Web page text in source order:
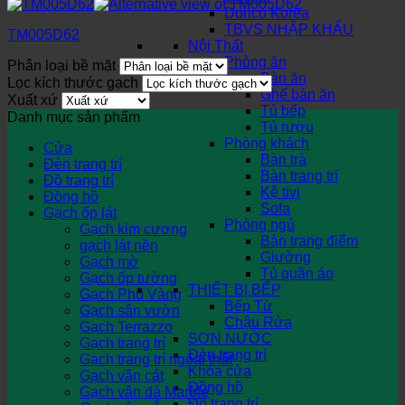
Dorico Korea
TBVS NHẬP KHẨU
Nội Thất
Phòng ăn
Bàn ăn
Ghế bàn ăn
Tủ bếp
Tủ rượu
Phòng khách
Bàn trà
Bàn trang trí
Kệ tivi
Sofa
Phòng ngủ
Bàn trang điểm
Giường
Tủ quần áo
THIẾT BỊ BẾP
Bếp Từ
Chậu Rửa
SƠN NƯỚC
Đèn trang trí
Khóa cửa
Đồng hồ
TM005D62
Phân loại bề mặt
Lọc kích thước gạch
Xuất xứ
Danh mục sản phẩm
Cửa
Đèn trang trí
Đồ trang trí
Đồng hồ
Gạch ốp lát
Gạch kim cương
gạch lát nền
Gạch mờ
Gạch ốp tường
Gạch Phủ Vàng
Gạch sân vườn
Gạch Terrazzo
Gạch trang trí
Gạch trang trí ngoại thất
Gạch vân cát
Gạch vân đá Marble